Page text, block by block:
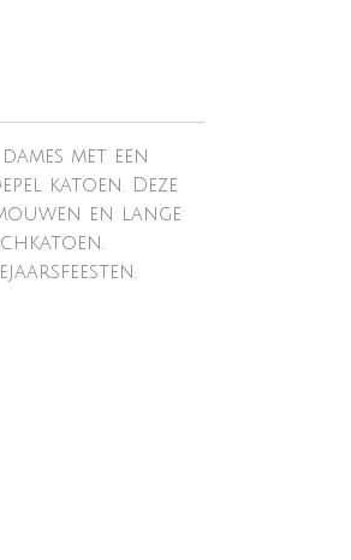
met een
katoen. Deze
en lange